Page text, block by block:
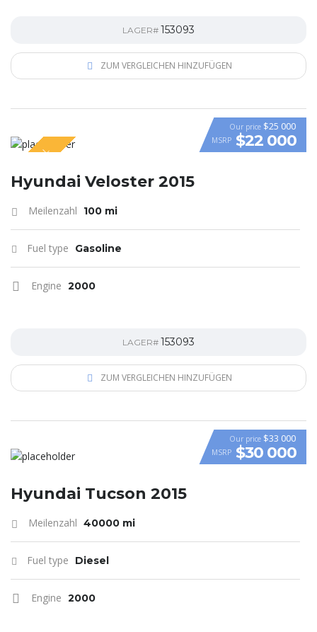
LAGER# 153093
ZUM VERGLEICHEN HINZUFÜGEN
VIDEO
SPECIAL
Our price $25 000
MSRP $22 000
Hyundai Veloster 2015
Meilenzahl 100 mi
Fuel type Gasoline
Engine 2000
LAGER# 153093
ZUM VERGLEICHEN HINZUFÜGEN
VIDEO
Our price $33 000
MSRP $30 000
Hyundai Tucson 2015
Meilenzahl 40000 mi
Fuel type Diesel
Engine 2000